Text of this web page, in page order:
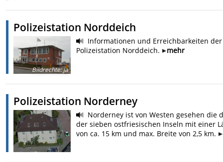
Polizeistation Norddeich
Bildrechte:ja
Informationen und Erreichbarkeiten der
Polizeistation Norddeich.
mehr
Polizeistation Norderney
Norderney ist von Westen gesehen die
der sieben ostfriesischen Inseln mit einer
von ca. 15 km und max. Breite von 2,5 km.